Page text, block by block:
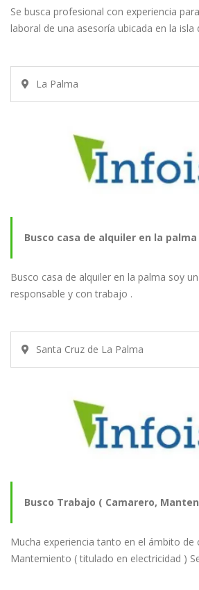
laboral
Se busca profesional con experiencia
laboral de una asesoría ubicada en la isla
La Palma
Busco casa de alquiler en la
tranquila y…
Busco casa de alquiler en la palma soy
responsable y con trabajo .
Santa Cruz de La Palma
Busco Trabajo ( Camarero,
Repartidor…
Mucha experiencia tanto en el ámbito
Mantemiento ( titulado en electricidad )